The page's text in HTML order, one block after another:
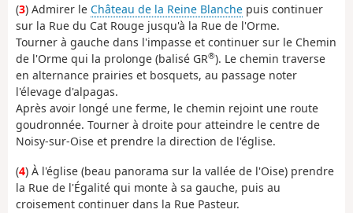
(3) Admirer le Château de la Reine Blanche puis continuer
sur la Rue du Cat Rouge jusqu'à la Rue de l'Orme.
Tourner à gauche dans l'impasse et continuer sur le Chemin
de l'Orme qui la prolonge (balisé GR®). Le chemin traverse
en alternance prairies et bosquets, au passage noter
l'élevage d'alpagas.
Après avoir longé une ferme, le chemin rejoint une route
goudronnée. Tourner à droite pour atteindre le centre de
Noisy-sur-Oise et prendre la direction de l'église.
(4) À l'église (beau panorama sur la vallée de l'Oise) prendre
la Rue de l'Égalité qui monte à sa gauche, puis au
croisement continuer dans la Rue Pasteur.